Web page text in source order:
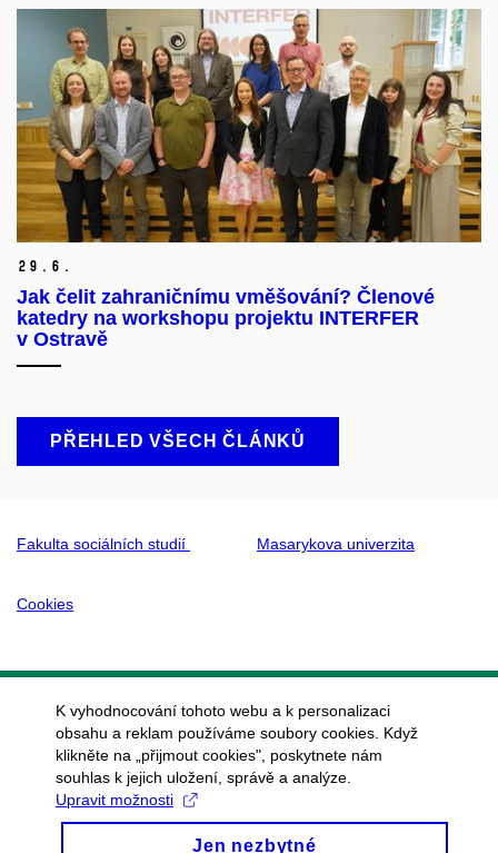
29. 6.
Jak čelit zahraničnímu vměšování? Členové
katedry na workshopu projektu INTERFER
v Ostravě
PŘEHLED VŠECH ČLÁNKŮ
Fakulta sociálních studií Masarykova univerzita
Cookies
K vyhodnocování tohoto webu a k personalizaci
obsahu a reklam používáme soubory cookies. Když
klikněte na „přijmout cookies", poskytnete nám
souhlas k jejich uložení, správě a analýze.
Upravit možnosti
Jen nezbytné